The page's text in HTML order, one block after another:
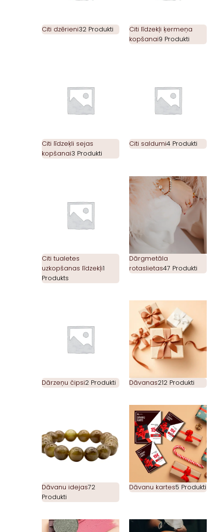
Citi dzērieni32 Produkti
Citi līdzekļi ķermeņa
kopšanai9 Produkti
Citi līdzeķli sejas
kopšanai3 Produkti
Citi saldumi4 Produkti
Citi tualetes
uzkopšanas līdzekļi1
Produkts
Dārgmetāla
rotaslietas47 Produkti
Dārzeņu čipsi2 Produkti Dāvanas212 Produkti
Dāvanu idejas72
Produkti
Dāvanu kartes5 Produkti